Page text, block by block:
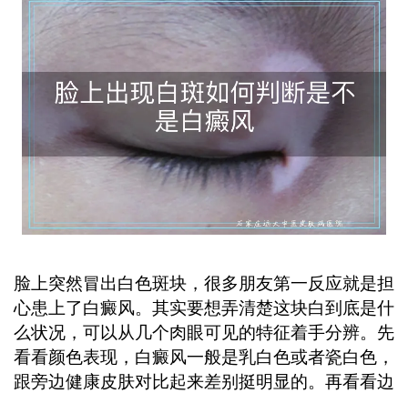
擦白斑部位若发红则可能是白癜风当然
最终确诊还需专业检查，建议发现异常
尽早到皮肤科做伍德灯等检测，避免延
误最佳干预时机。 ...
脸上突然冒出白色斑块，很多朋友第一反应就是担
心患上了白癜风。其实要想弄清楚这块白到底是什
么状况，可以从几个肉眼可见的特征着手分辨。先
看看颜色表现，白癜风一般是乳白色或者瓷白色，
跟旁边健康皮肤对比起来差别挺明显的。再看看边